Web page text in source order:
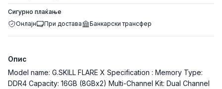
Сигурно плаќање
Онлајн
При достава Банкарски трансфер
Опис
Model name: G.SKILL FLARE X Specification : Memory Type:
DDR4 Capacity: 16GB (8GBx2) Multi-Channel Kit: Dual Channel